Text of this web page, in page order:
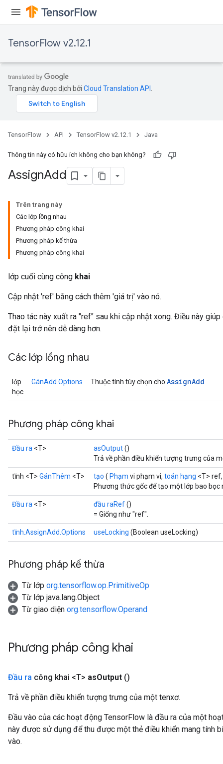
TensorFlow v2.12.1
Trang này được dịch bởi Cloud Translation API
TensorFlow API TensorFlow v2.12.1 Java
Thông tin này có hữu ích không cho bạn không?
AssignAdd
Trên trang này
Các lớp lồng nhau
Phương pháp công khai
Phương pháp kế thừa
Phương pháp công khai
lớp cuối cùng công khai
Cập nhật 'ref' bằng cách thêm 'giá trị' vào nó.
Thao tác này xuất ra "ref" sau khi cập nhật xong. Điều này
đặt lại trở nên dễ dàng hơn.
Các lớp lồng nhau
lớp
học
GánAdd.Options Thuộc tính tùy chọn cho AssignAdd
Phương pháp công khai
Đầu ra <T> asOutput()
Trả về phần điều khiển tượng trưng của
tĩnh <T> GánThêm <T> tạo ( Phạm vi phạm vi, toán hạng <T>
Phương thức gốc để tạo một lớp bao
Đầu ra <T> đầu raRef()
= Giống như "ref".
tĩnh.AssignAdd.Options useLocking (Boolean useLocking)
Phương pháp kế thừa
Từ lớp org.tensorflow.op.PrimitiveOp
Từ lớp java.lang.Object
Từ giao diện org.tensorflow.Operand
Phương pháp công khai
Đầu ra công khai <T> asOutput ()
Trả về phần điều khiển tượng trưng của một tenxơ.
Đầu vào của các hoạt động TensorFlow là đầu ra của một
này được sử dụng để thu được một thẻ điều khiển mang tính
vào.